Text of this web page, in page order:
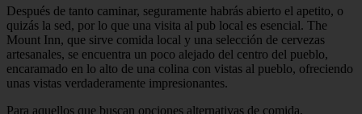
Después de tanto caminar, seguramente habrás abierto el apetito, o
quizás la sed, por lo que una visita al pub local es esencial. The
Mount Inn, que sirve comida local y una selección de cervezas
artesanales, se encuentra un poco alejado del centro del pueblo,
encaramado en lo alto de una colina con vistas al pueblo, ofreciendo
unas vistas verdaderamente impresionantes.
Para aquellos que buscan opciones alternativas de comida,